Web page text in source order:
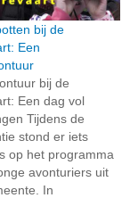
bij de
Een
bij de
Een dag vol
Tijdens de
stond er iets
op het programma
avonturiers uit
In